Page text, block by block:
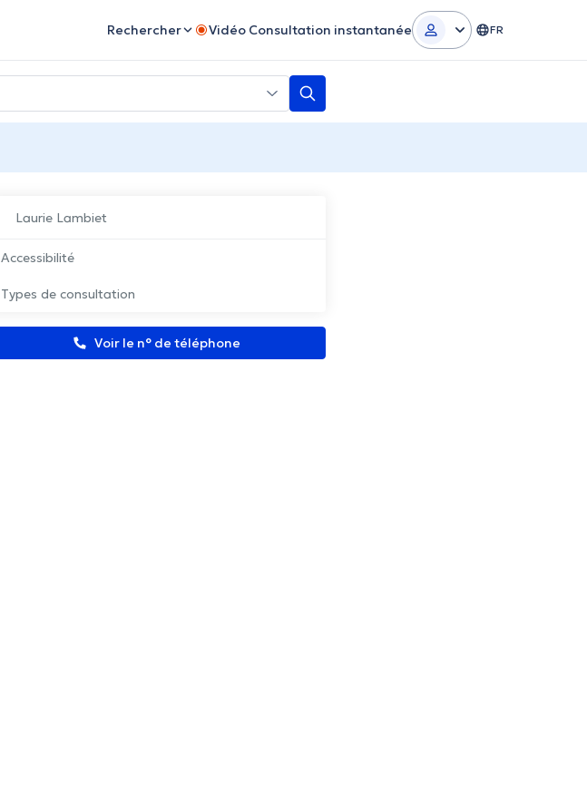
Rechercher Vidéo Consultation instantanée FR
Laurie Lambiet
Accessibilité
Types de consultation
Voir le n° de téléphone